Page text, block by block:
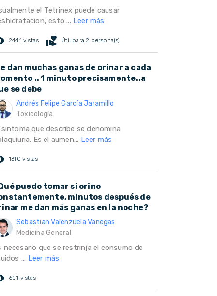
el Tetrinex puede causar
esto ... Leer más
2441 vistas volunteer_activism Útil para 2 persona(s)
dan muchas ganas de orinar a cada
.. 1 minuto precisamente..a
se debe
Andrés Felipe García Jaramillo
Toxicología
sintoma que describe se denomina
Es el aumen... Leer más
1310 vistas
puedo tomar si orino
minutos después de
me dan más ganas en la noche?
Sebastian Valenzuela Vanegas
Medicina General
necesario que se restrinja el consumo de
... Leer más
601 vistas